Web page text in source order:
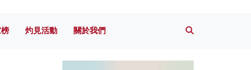
灼見活動 關於我們